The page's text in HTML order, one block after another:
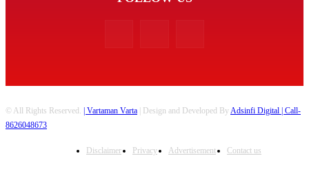
© All Rights Reserved. | Vartaman Varta | Design and Developed ByAdsinfi Digital | Call-
8626048673
Disclaimer Privacy Advertisement Contact us